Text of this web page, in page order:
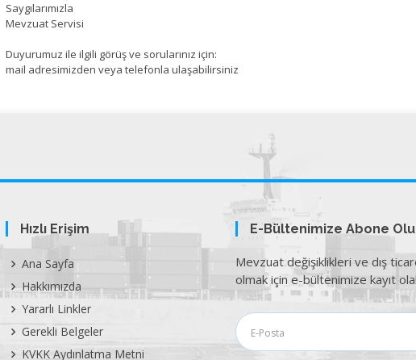
Saygılarımızla
Mevzuat Servisi
Duyurumuz ile ilgili görüş ve sorularınız için:
mail adresimizden veya telefonla ulaşabilirsiniz
Hızlı Erişim
Ana Sayfa
Hakkımızda
Yararlı Linkler
Gerekli Belgeler
KVKK Aydınlatma Metni
E-Bültenimize Abone
Mevzuat değişiklikleri ve dış
olmak için e-bültenimize kayıt